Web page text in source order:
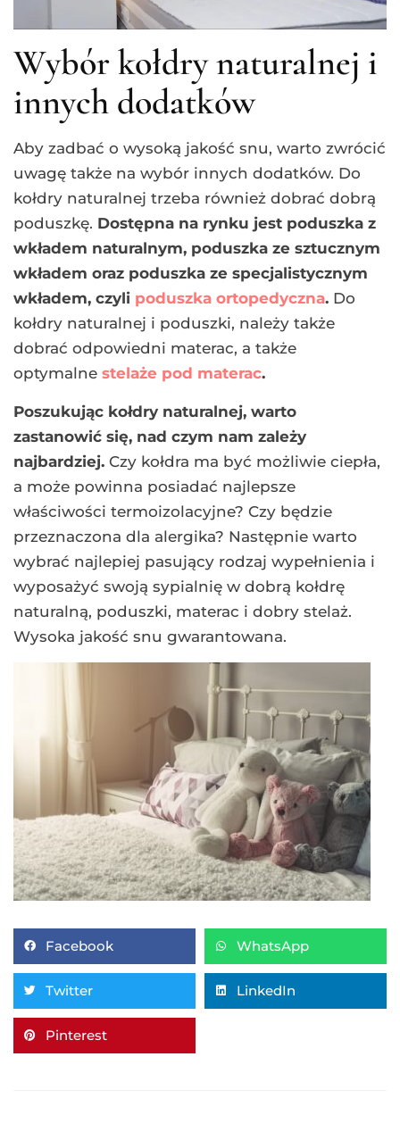
Wybór kołdry naturalnej i
innych dodatków
Aby zadbać o wysoką jakość snu, warto zwrócić
uwagę także na wybór innych dodatków. Do
kołdry naturalnej trzeba również dobrać dobrą
poduszkę. Dostępna na rynku jest poduszka z
wkładem naturalnym, poduszka ze sztucznym
wkładem oraz poduszka ze specjalistycznym
wkładem, czyli poduszka ortopedyczna. Do
kołdry naturalnej i poduszki, należy także
dobrać odpowiedni materac, a także
optymalne stelaże pod materac.
Poszukując kołdry naturalnej, warto
zastanowić się, nad czym nam zależy
najbardziej. Czy kołdra ma być możliwie ciepła,
a może powinna posiadać najlepsze
właściwości termoizolacyjne? Czy będzie
przeznaczona dla alergika? Następnie warto
wybrać najlepiej pasujący rodzaj wypełnienia i
wyposażyć swoją sypialnię w dobrą kołdrę
naturalną, poduszki, materac i dobry stelaż.
Wysoka jakość snu gwarantowana.
Facebook WhatsApp
Twitter LinkedIn
Pinterest